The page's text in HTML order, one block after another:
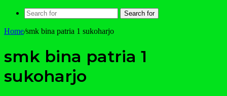
Search for
Home/smk bina patria 1 sukoharjo
smk bina patria 1
sukoharjo